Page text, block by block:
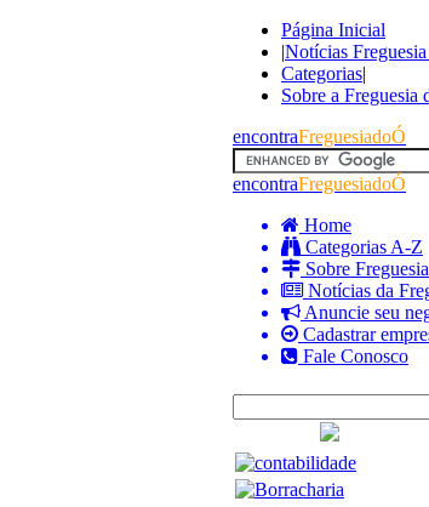
Página Inicial
|Notícias
Categorias|
Sobre a Freguesia
encontraFreguesiadoÓ
encontraFreguesiadoÓ
Home
Categorias A-Z
Sobre
Notícias da
Anuncie seu
Cadastrar
Fale Conosco